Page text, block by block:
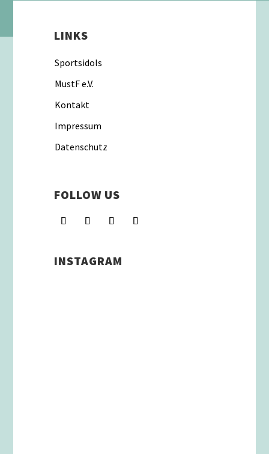
LINKS
Sportsidols
MustF e.V.
Kontakt
Impressum
Datenschutz
FOLLOW US
INSTAGRAM